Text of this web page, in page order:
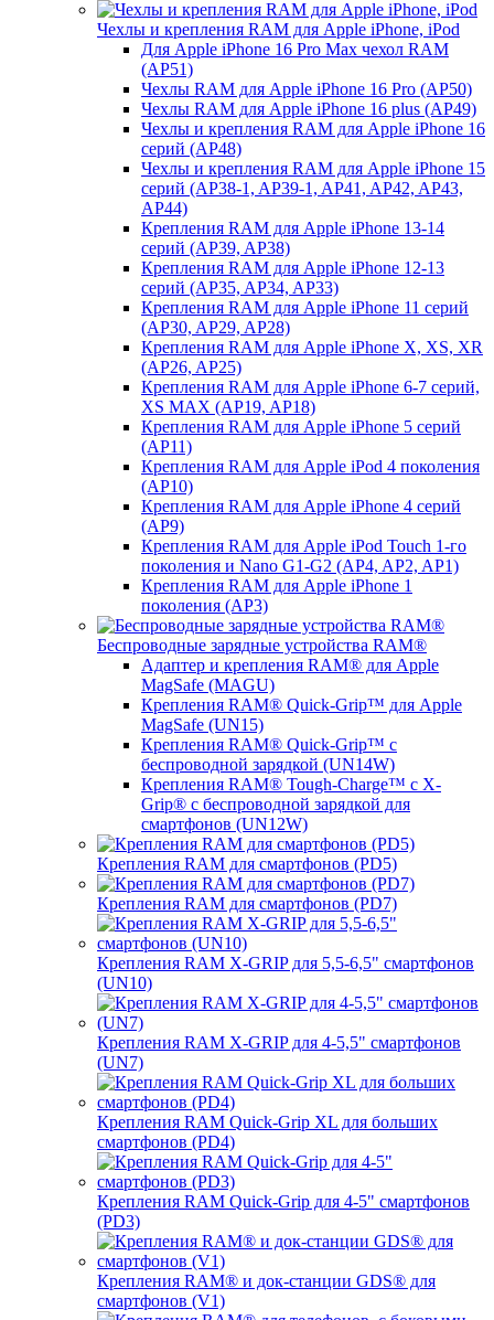
Чехлы и крепления RAM для Apple iPhone, iPod
Для Apple iPhone 16 Pro Max чехол RAM
(AP51)
Чехлы RAM для Apple iPhone 16 Pro (AP50)
Чехлы RAM для Apple iPhone 16 plus (AP49)
Чехлы и крепления RAM для Apple iPhone 16
серий (AP48)
Чехлы и крепления RAM для Apple iPhone 15
серий (AP38-1, AP39-1, AP41, AP42, AP43,
AP44)
Крепления RAM для Apple iPhone 13-14
серий (AP39, AP38)
Крепления RAM для Apple iPhone 12-13
серий (AP35, AP34, AP33)
Крепления RAM для Apple iPhone 11 серий
(AP30, AP29, AP28)
Крепления RAM для Apple iPhone X, XS, XR
(AP26, AP25)
Крепления RAM для Apple iPhone 6-7 серий,
XS MAX (AP19, AP18)
Крепления RAM для Apple iPhone 5 серий
(AP11)
Крепления RAM для Apple iPod 4 поколения
(AP10)
Крепления RAM для Apple iPhone 4 серий
(AP9)
Крепления RAM для Apple iPod Touch 1-го
поколения и Nano G1-G2 (AP4, AP2, AP1)
Крепления RAM для Apple iPhone 1
поколения (AP3)
Беспроводные зарядные устройства RAM®
Адаптер и крепления RAM® для Apple
MagSafe (MAGU)
Крепления RAM® Quick-Grip™ для Apple
MagSafe (UN15)
Крепления RAM® Quick-Grip™ с
беспроводной зарядкой (UN14W)
Крепления RAM® Tough-Charge™ с X-
Grip® с беспроводной зарядкой для
смартфонов (UN12W)
Крепления RAM для смартфонов (PD5)
Крепления RAM для смартфонов (PD7)
Крепления RAM X-GRIP для 5,5-6,5" смартфонов
(UN10)
Крепления RAM X-GRIP для 4-5,5" смартфонов
(UN7)
Крепления RAM Quick-Grip XL для больших
смартфонов (PD4)
Крепления RAM Quick-Grip для 4-5" смартфонов
(PD3)
Крепления RAM® и док-станции GDS® для
смартфонов (V1)